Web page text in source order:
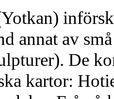
annat av
De
kartor: